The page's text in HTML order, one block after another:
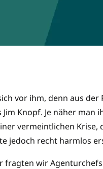
vor ihm, denn aus
Jim Knopf. Je näher
vermeint­lichen Krise,
jedoch recht harmlos
fragten wir